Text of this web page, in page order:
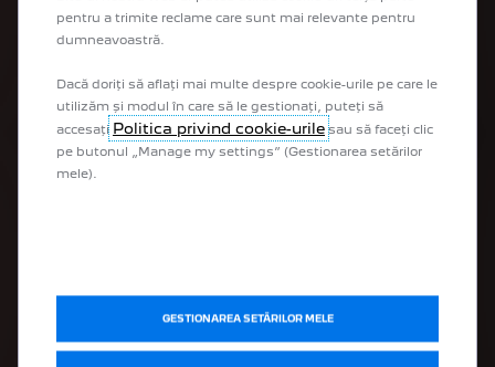
Configurează
Electromobilitate Peugeot
Boutique Lifestyle
Criterii de selecție DOPSA
Programul RABLA
PEUGEOT Assistance
Magazinul de Servicii Conectate
Catalog accesorii
pentru a trimite reclame care sunt mai relevante pentru
dumneavoastră.
Dacă doriți să aflați mai multe despre cookie-urile pe care le
utilizăm și modul în care să le gestionați, puteți să
accesați Politica privind cookie-urile sau să faceți clic
pe butonul „Manage my settings” (Gestionarea setărilor
mele).
GESTIONAREA SETĂRILOR MELE